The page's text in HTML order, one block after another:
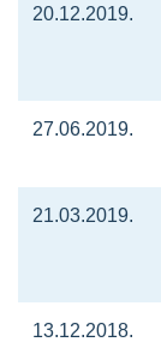
20.12.2019.
27.06.2019.
21.03.2019.
13.12.2018.